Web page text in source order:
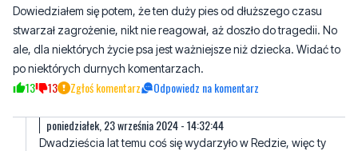
po niektórych durnych komentarzach.
13 13 Zgłoś komentarz Odpowiedz na komentarz
poniedziałek, 23 września 2024 - 14:32:44
Dwadzieścia lat temu coś się wydarzyło w Redzie, więc ty
Gościcinie. Hejt stop więc nie napiszę nic więcej, chociaż
chciałbym.